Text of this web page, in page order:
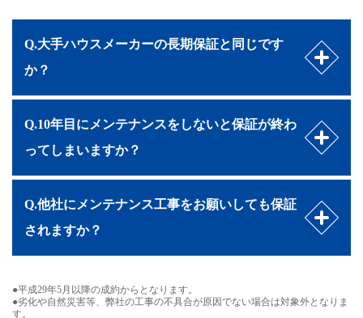
Q.大手ハウスメーカーの長期保証と同じです
か？
Q.10年目にメンテナンスをしないと保証が終わ
ってしまいますか？
Q.他社にメンテナンス工事をお願いしても保証
されますか？
●平成29年5月以降の成約からとなります。
●劣化や自然災害等、弊社の工事の不具合が原因でない場合は対象外となりま
す。